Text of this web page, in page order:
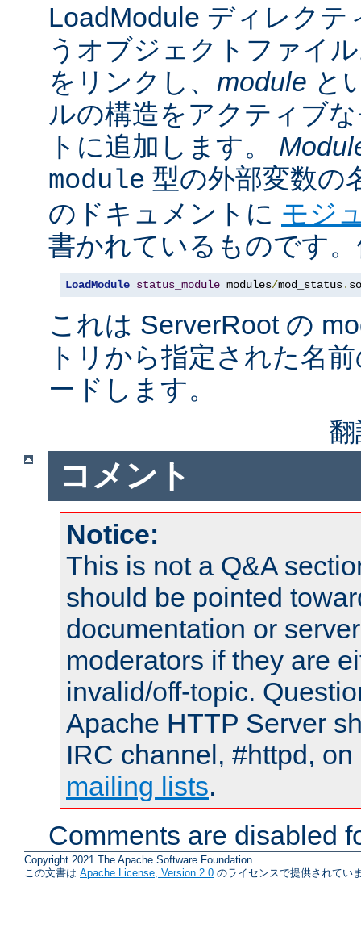
LoadModule ディレク
うオブジェクトファイ
をリンクし、 module と
ルの構造をアクティブ
トに追加します。
module 型の外部変数の
のドキュメントに モジ
書かれているものです
LoadModule status_module modules/mod_status. so
これは ServerRoot の
トリから指定された名
ードします。
コメント
Notice:
This is not a Q&A
should be pointed
documentation or
moderators if they are
invalid/off-topic.
Apache HTTP Server
IRC channel, #httpd,
mailing lists.
Comments are disabled
Copyright 2021 The Apache Software Foundation.
この文書は Apache License, Version 2.0 のライセンスで提供されてい